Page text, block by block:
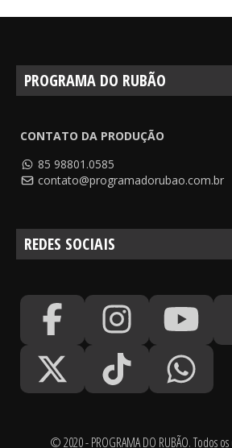
PROGRAMA DO RUBÃO
CONTATO DA PRODUÇÃO
85 98801.0585
contato@programadorubao.com.br
REDES SOCIAIS
© 2020 - PROGRAMA DO RUBÃO. Todos